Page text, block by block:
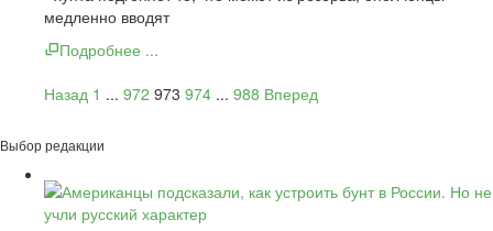
медленно вводят
Подробнее ...
Назад 1 ... 972 973 974 ... 988 Вперед
Выбор редакции